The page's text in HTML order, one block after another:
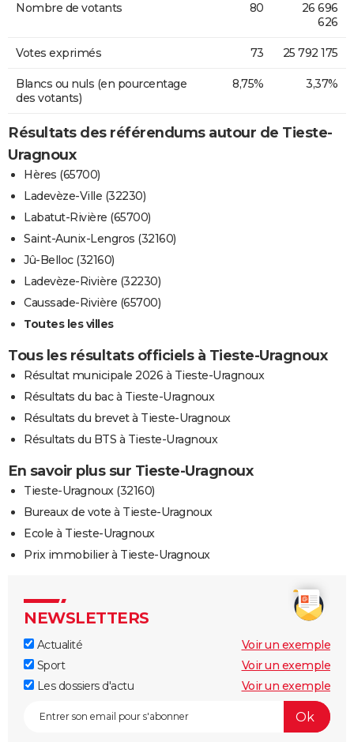
Nombre de votants 80
26 696
626
Votes exprimés 73 25 792 175
Blancs ou nuls (en pourcentage
des votants)
8,75% 3,37%
Résultats des référendums autour de Tieste-
Uragnoux
Hères (65700)
Ladevèze-Ville (32230)
Labatut-Rivière (65700)
Saint-Aunix-Lengros (32160)
Jû-Belloc (32160)
Ladevèze-Rivière (32230)
Caussade-Rivière (65700)
Toutes les villes
Tous les résultats officiels à Tieste-Uragnoux
Résultat municipale 2026 à Tieste-Uragnoux
Résultats du bac à Tieste-Uragnoux
Résultats du brevet à Tieste-Uragnoux
Résultats du BTS à Tieste-Uragnoux
En savoir plus sur Tieste-Uragnoux
Tieste-Uragnoux (32160)
Bureaux de vote à Tieste-Uragnoux
Ecole à Tieste-Uragnoux
Prix immobilier à Tieste-Uragnoux
NEWSLETTERS
Actualité
Voir un exemple
Sport
Voir un exemple
Les dossiers d'actu
Voir un exemple